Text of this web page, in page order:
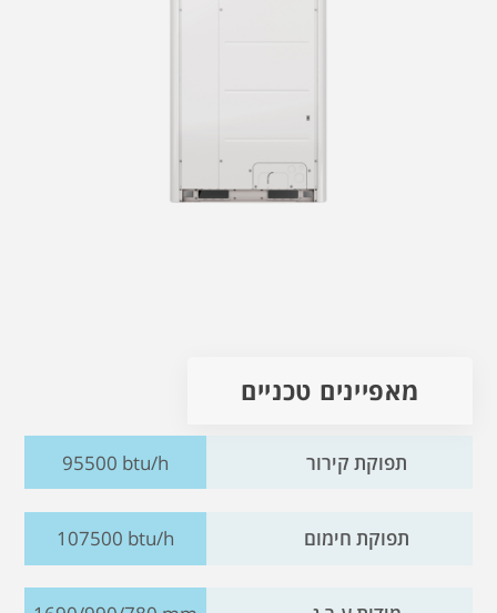
מאפיינים טכניים
תפוקת קירור 95500 btu/h
תפוקת חימום 107500 btu/h